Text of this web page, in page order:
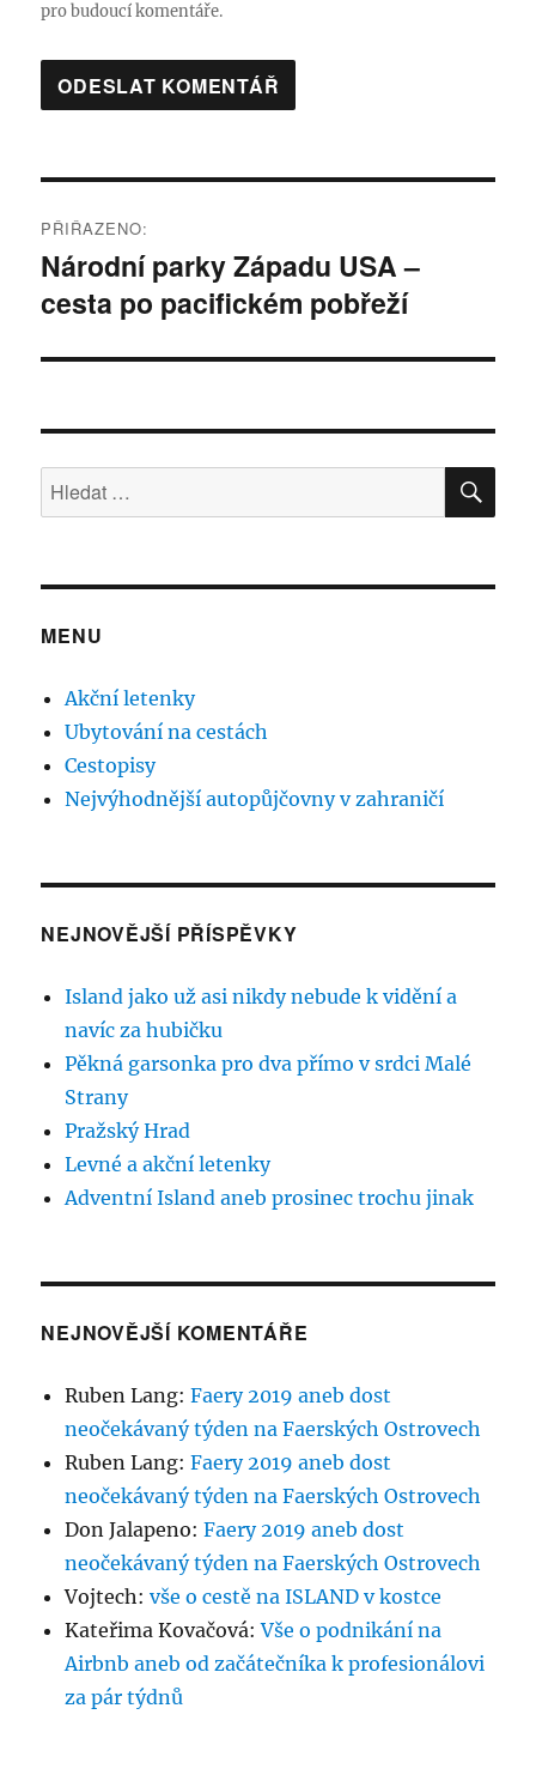
pro budoucí komentáře.
pro
příspěvek
PŘIŘAZENO:
Národní parky Západu USA –
cesta po pacifickém pobřeží
Hledat:
MENU
Akční letenky
Ubytování na cestách
Cestopisy
Nejvýhodnější autopůjčovny v zahraničí
NEJNOVĚJŠÍ PŘÍSPĚVKY
Island jako už asi nikdy nebude k vidění a
navíc za hubičku
Pěkná garsonka pro dva přímo v srdci Malé
Strany
Pražský Hrad
Levné a akční letenky
Adventní Island aneb prosinec trochu jinak
NEJNOVĚJŠÍ KOMENTÁŘE
Ruben Lang:Faery 2019 aneb dost
neočekávaný týden na Faerských Ostrovech
Ruben Lang:Faery 2019 aneb dost
neočekávaný týden na Faerských Ostrovech
Don Jalapeno:Faery 2019 aneb dost
neočekávaný týden na Faerských Ostrovech
Vojtech:vše o cestě na ISLAND v kostce
Kateřima Kovačová:Vše o podnikání na
Airbnb aneb od začátečníka k profesionálovi
za pár týdnů